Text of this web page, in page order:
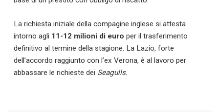
News
La richiesta iniziale della compagine inglese si attesta
intorno agli 11-12 milioni di euro per il trasferimento
definitivo al termine della stagione. La Lazio, forte
dell’accordo raggiunto con l’ex Verona, è al lavoro per
abbassare le richieste dei Seagulls.